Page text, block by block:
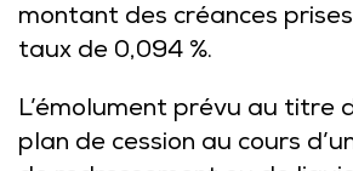
montant des créances
taux de 0,094 %.
L’émolument prévu au titre
plan de cession au cours